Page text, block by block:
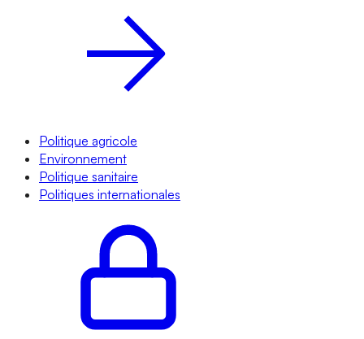
Politique agricole
Environnement
Politique sanitaire
Politiques internationales